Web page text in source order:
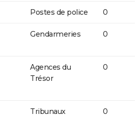
Postes de police 0
Gendarmeries 0
Agences du
Trésor
0
Tribunaux 0